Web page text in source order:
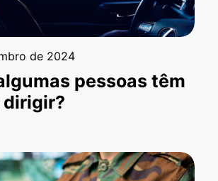
de 2024
pessoas têm
dirigir?